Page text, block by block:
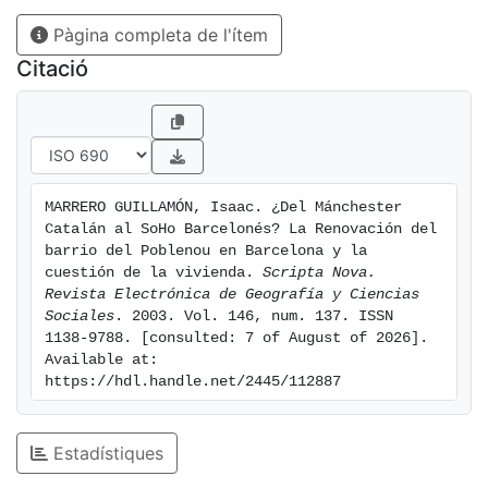
un ejemplo de la orientación de la política urbana
reciente en la ciudad.
Pàgina completa de l'ítem
Citació
MARRERO GUILLAMÓN, Isaac. ¿Del Mánchester
Catalán al SoHo Barcelonés? La Renovación del
barrio del Poblenou en Barcelona y la
cuestión de la vivienda. Scripta Nova.
Revista Electrónica de Geografía y Ciencias
Sociales . 2003. Vol. 146, num. 137. ISSN
1138-9788. [consulted: 7 of August of 2026].
Available at:
https://hdl.handle.net/2445/112887
Estadístiques